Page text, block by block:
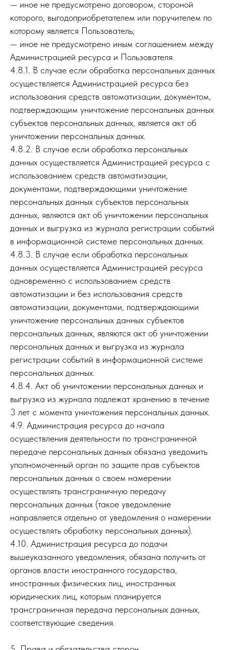
— иное не предусмотрено договором, стороной
которого, выгодоприобретателем или поручителем по
которому является Пользователь;
— иное не предусмотрено иным соглашением между
Администрацией ресурса и Пользователя.
4.8.1. В случае если обработка персональных данных
осуществляется Администрацией ресурса без
использования средств автоматизации, документом,
подтверждающим уничтожение персональных данных
субъектов персональных данных, является акт об
уничтожении персональных данных.
4.8.2. В случае если обработка персональных
данных осуществляется Администрацией ресурса с
использованием средств автоматизации,
документами, подтверждающими уничтожение
персональных данных субъектов персональных
данных, являются акт об уничтожении персональных
данных и выгрузка из журнала регистрации событий
в информационной системе персональных данных.
4.8.3. В случае если обработка персональных
данных осуществляется Администрацией ресурса
одновременно с использованием средств
автоматизации и без использования средств
автоматизации, документами, подтверждающими
уничтожение персональных данных субъектов
персональных данных, являются акт об уничтожении
персональных данных и выгрузка из журнала
регистрации событий в информационной системе
персональных данных.
4.8.4. Акт об уничтожении персональных данных и
выгрузка из журнала подлежат хранению в течение
3 лет с момента уничтожения персональных данных.
4.9. Администрация ресурса до начала
осуществления деятельности по трансграничной
передаче персональных данных обязана уведомить
уполномоченный орган по защите прав субъектов
персональных данных о своем намерении
осуществлять трансграничную передачу
персональных данных (такое уведомление
направляется отдельно от уведомления о намерении
осуществлять обработку персональных данных).
4.10. Администрация ресурса до подачи
вышеуказанного уведомления, обязана получить от
органов власти иностранного государства,
иностранных физических лиц, иностранных
юридических лиц, которым планируется
трансграничная передача персональных данных,
соответствующие сведения.